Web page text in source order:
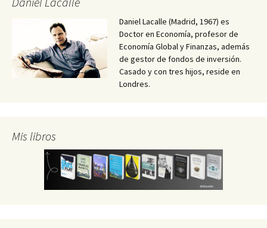
Daniel Lacalle (Madrid, 1967) es
Doctor en Economía, profesor de
Economía Global y Finanzas, además
de gestor de fondos de inversión.
Casado y con tres hijos, reside en
Londres.
Mis libros